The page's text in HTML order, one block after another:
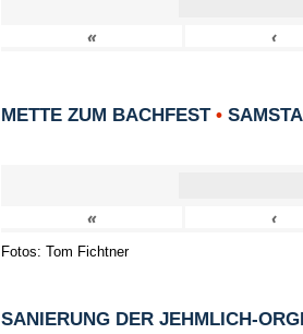
« ‹
METTE ZUM BACHFEST •
« ‹
Fotos: Tom Fichtner
SANIERUNG DER JEHMLICH-